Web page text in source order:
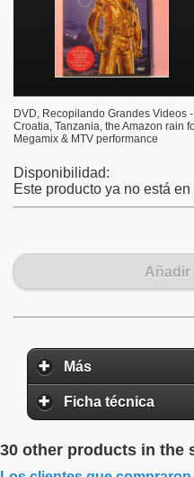
DVD, Recopilando Grandes Videos
Croatia, Tanzania, the Amazon rain
Megamix & MTV performance
Disponibilidad:
Este producto ya no está en
Añadir
Más
Ficha técnica
30 other products in the